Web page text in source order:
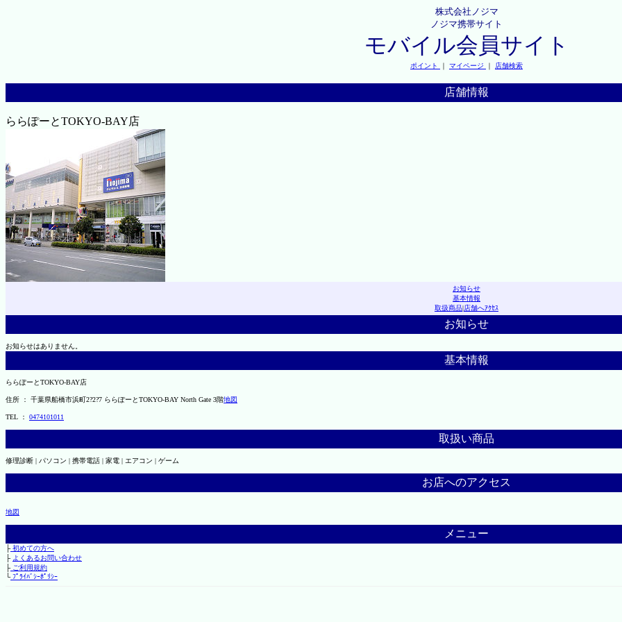
株式会社ノジマ
ノジマ携帯サイト
モバイル会員サイト
ポイント ｜ マイページ ｜ 店舗検索
店舗情報
ららぽーとTOKYO-BAY店
お知らせ
基本情報
取扱商品|店舗へｱｸｾｽ
お知らせ
お知らせはありません。
基本情報
ららぽーとTOKYO-BAY店
住所 ： 千葉県船橋市浜町2?2?7 ららぽーとTOKYO-BAY North Gate 3階地図
TEL ： 0474101011
取扱い商品
修理診断 | パソコン | 携帯電話 | 家電 | エアコン | ゲーム
お店へのアクセス
地図
メニュー
├初めての方へ
├ よくあるお問い合わせ
├ご利用規約
└ﾌﾟﾗｲﾊﾞｼｰﾎﾟﾘｼｰ